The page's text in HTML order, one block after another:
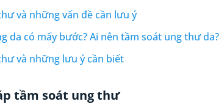
và những vấn đề cần lưu ý
da có mấy bước? Ai nên tầm soát ung thư da?
và những lưu ý cần biết
tầm soát ung thư